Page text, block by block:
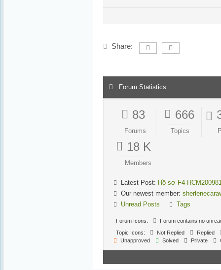
Share:
Forum Statistics
83
Forums
666
Topics
18 K
Members
Latest Post: Hồ sơ F4-
Our newest member:
Unread Posts
Tags
Forum Icons:
Forum contains no
Topic Icons:
Not Replied
Replied
Unapproved
Solved Private